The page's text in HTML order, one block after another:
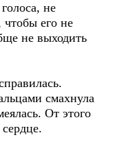
не
чтобы его не
не выходить
смахнула
От этого